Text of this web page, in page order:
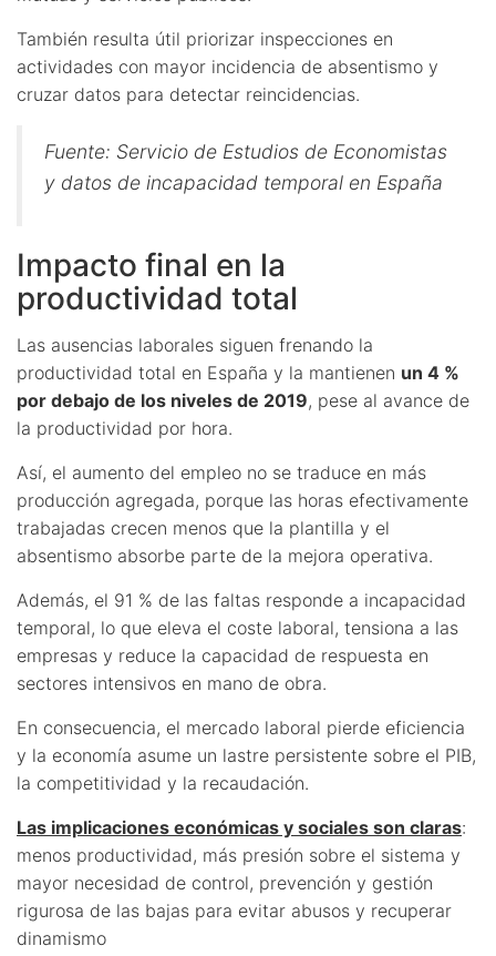
También resulta útil priorizar inspecciones en
actividades con mayor incidencia de absentismo y
cruzar datos para detectar reincidencias.
Fuente: Servicio de Estudios de Economistas
y datos de incapacidad temporal en España
Impacto final en la
productividad total
Las ausencias laborales siguen frenando la
productividad total en España y la mantienen un 4 %
por debajo de los niveles de 2019, pese al avance de
la productividad por hora.
Así, el aumento del empleo no se traduce en más
producción agregada, porque las horas efectivamente
trabajadas crecen menos que la plantilla y el
absentismo absorbe parte de la mejora operativa.
Además, el 91 % de las faltas responde a incapacidad
temporal, lo que eleva el coste laboral, tensiona a las
empresas y reduce la capacidad de respuesta en
sectores intensivos en mano de obra.
En consecuencia, el mercado laboral pierde eficiencia
y la economía asume un lastre persistente sobre el PIB,
la competitividad y la recaudación.
Las implicaciones económicas y sociales son claras:
menos productividad, más presión sobre el sistema y
mayor necesidad de control, prevención y gestión
rigurosa de las bajas para evitar abusos y recuperar
dinamismo